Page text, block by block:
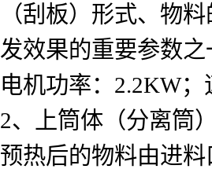
（刮板）形式、物
发效果的重要参数
电机功率：2.2KW
2、上筒体（分离筒）
预热后的物料由进